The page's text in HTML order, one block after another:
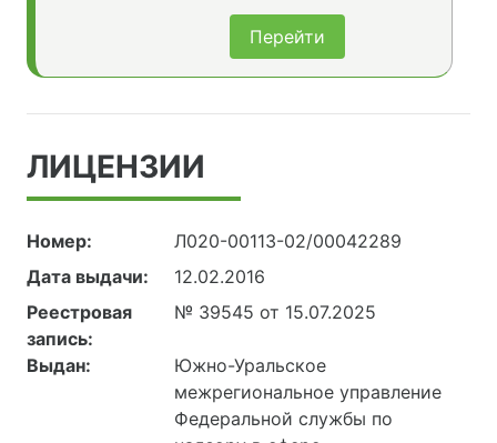
Перейти
ЛИЦЕНЗИИ
Номер:
Л020-00113-02/00042289
Дата выдачи:
12.02.2016
Реестровая
запись:
№ 39545 от 15.07.2025
Выдан:
Южно-Уральское
межрегиональное управление
Федеральной службы по